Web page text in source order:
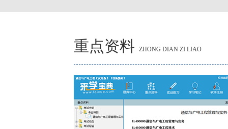
重点资料 ZHONG DIAN ZI LIAO